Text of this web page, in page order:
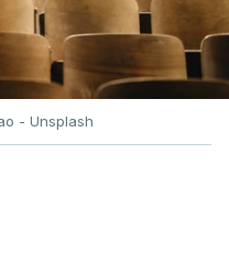
por uma subida
ser revertida na
- Unsplash